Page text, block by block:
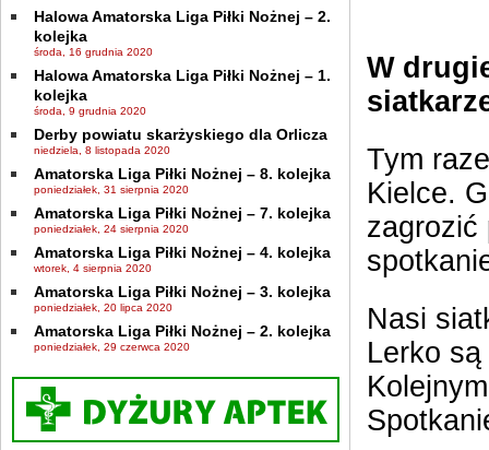
Halowa Amatorska Liga Piłki Nożnej – 2.
kolejka
środa, 16 grudnia 2020
Halowa Amatorska Liga Piłki Nożnej – 1.
kolejka
środa, 9 grudnia 2020
Derby powiatu skarżyskiego dla Orlicza
niedziela, 8 listopada 2020
Amatorska Liga Piłki Nożnej – 8. kolejka
poniedziałek, 31 sierpnia 2020
Amatorska Liga Piłki Nożnej – 7. kolejka
poniedziałek, 24 sierpnia 2020
Amatorska Liga Piłki Nożnej – 4. kolejka
wtorek, 4 sierpnia 2020
Amatorska Liga Piłki Nożnej – 3. kolejka
poniedziałek, 20 lipca 2020
Amatorska Liga Piłki Nożnej – 2. kolejka
poniedziałek, 29 czerwca 2020
W
Tym
Kielce.
zagrozić
Nasi
Lerko są